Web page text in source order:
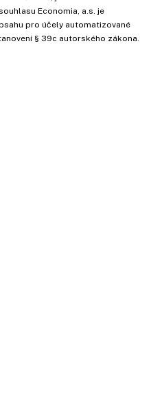
Economia, a.s. je
pro účely automatizované
§ 39c autorského zákona.